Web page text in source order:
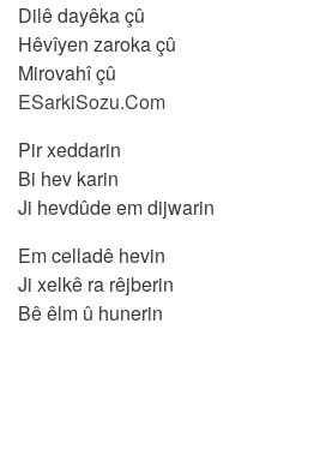
Dilê dayêka çû
Hêvîyen zaroka çû
Mirovahî çû
ESarkiSozu.Com
Pir xeddarin
Bi hev karin
Ji hevdûde em dijwarin
Em celladê hevin
Ji xelkê ra rêjberin
Bê êlm û hunerin